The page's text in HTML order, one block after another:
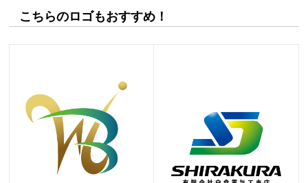
こちらのロゴもおすすめ！